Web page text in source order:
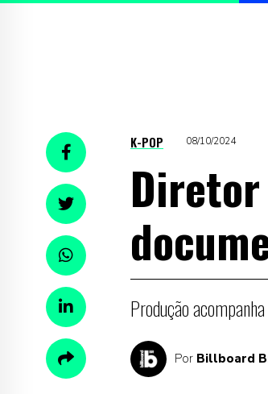
K-POP 08/10/2024
Produção
Por Billboard